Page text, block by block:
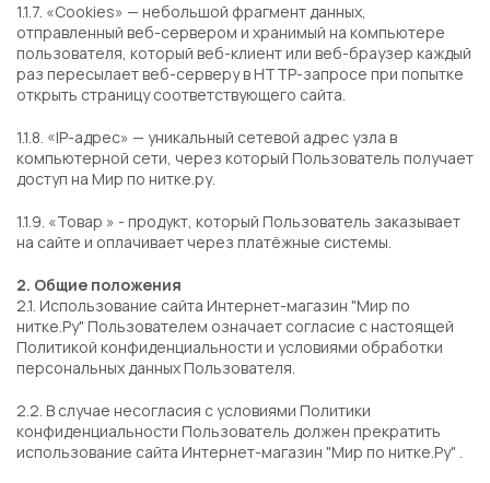
1.1.7. «Cookies» — небольшой фрагмент данных,
отправленный веб-сервером и хранимый на компьютере
пользователя, который веб-клиент или веб-браузер каждый
раз пересылает веб-серверу в HTTP-запросе при попытке
открыть страницу соответствующего сайта.
1.1.8. «IP-адрес» — уникальный сетевой адрес узла в
компьютерной сети, через который Пользователь получает
доступ на Мир по нитке.ру.
1.1.9. «Товар » - продукт, который Пользователь заказывает
на сайте и оплачивает через платёжные системы.
2. Общие положения
2.1. Использование сайта Интернет-магазин "Мир по
нитке.Ру" Пользователем означает согласие с настоящей
Политикой конфиденциальности и условиями обработки
персональных данных Пользователя.
2.2. В случае несогласия с условиями Политики
конфиденциальности Пользователь должен прекратить
использование сайта Интернет-магазин "Мир по нитке.Ру" .